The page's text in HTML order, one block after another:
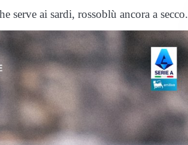
serve ai sardi, rossoblù ancora a secco.